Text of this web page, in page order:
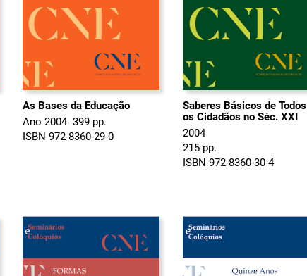
As Bases da Educação
Ano 2004  399 pp.
ISBN 972-8360-29-0
Saberes Básicos de Todos
os Cidadãos no Séc. XXI
2004
215 pp.
ISBN 972-8360-30-4